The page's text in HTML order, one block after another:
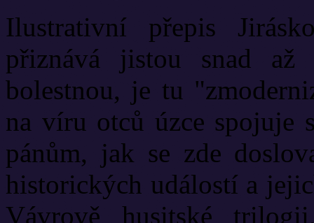
Ilustrativní přepis
přiznává jistou snad
bolestnou, je tu
na víru otců úzce spojuje
pánům, jak se zde
historických událostí a
Vávrově husitské